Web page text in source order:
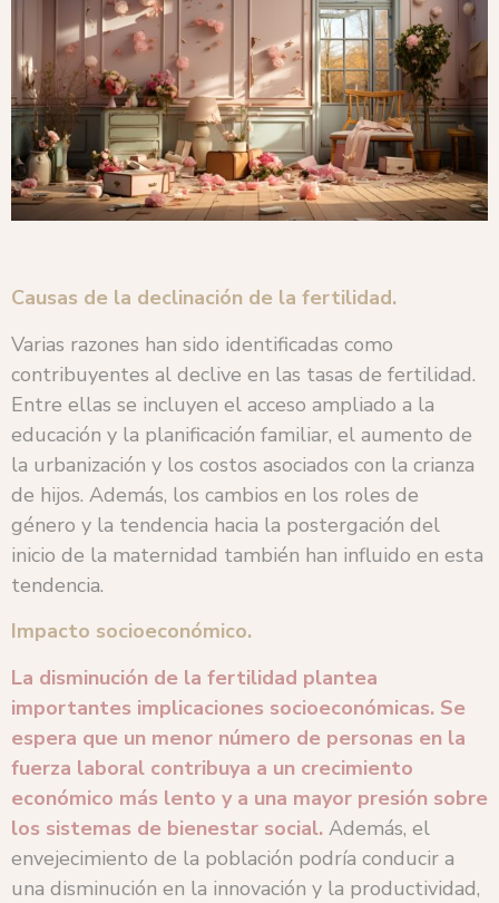
Causas de la declinación de la fertilidad.
Varias razones han sido identificadas como
contribuyentes al declive en las tasas de fertilidad.
Entre ellas se incluyen el acceso ampliado a la
educación y la planificación familiar, el aumento de
la urbanización y los costos asociados con la crianza
de hijos. Además, los cambios en los roles de
género y la tendencia hacia la postergación del
inicio de la maternidad también han influido en esta
tendencia.
Impacto socioeconómico.
La disminución de la fertilidad plantea
importantes implicaciones socioeconómicas. Se
espera que un menor número de personas en la
fuerza laboral contribuya a un crecimiento
económico más lento y a una mayor presión sobre
los sistemas de bienestar social. Además, el
envejecimiento de la población podría conducir a
una disminución en la innovación y la productividad,